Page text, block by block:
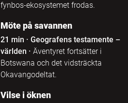
fynbos-ekosystemet frodas.
Möte på savannen
21 min · Geografens testamente –
världen · Äventyret fortsätter i
Botswana och det vidsträckta
Okavangodeltat.
Vilse i öknen